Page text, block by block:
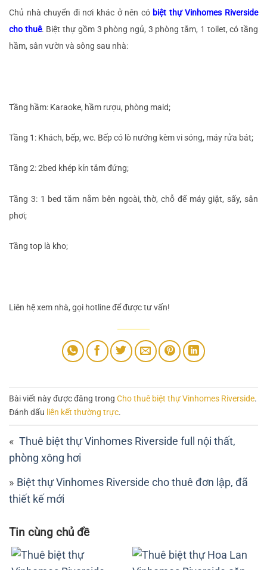
Chủ nhà chuyển đi nơi khác ở nên có biệt thự Vinhomes Riverside
cho thuê. Biệt thự gồm 3 phòng ngủ, 3 phòng tắm, 1 toilet, có tầng
hầm, sân vườn và sông sau nhà:
Tầng hầm: Karaoke, hầm rượu, phòng maid;
Tầng 1: Khách, bếp, wc. Bếp có lò nướng kèm vi sóng, máy rửa bát;
Tầng 2: 2bed khép kín tắm đứng;
Tầng 3: 1 bed tắm nằm bên ngoài, thờ, chỗ để máy giặt, sấy, sân
phơi;
Tầng top là kho;
Liên hệ xem nhà, gọi hotline để được tư vấn!
Bài viết này được đăng trong Cho thuê biệt thự Vinhomes Riverside.
Đánh dấu liên kết thường trực.
Thuê biệt thự Vinhomes Riverside full nội thất,
phòng xông hơi
Biệt thự Vinhomes Riverside cho thuê đơn lập, đã
thiết kế mới
Tin cùng chủ đề